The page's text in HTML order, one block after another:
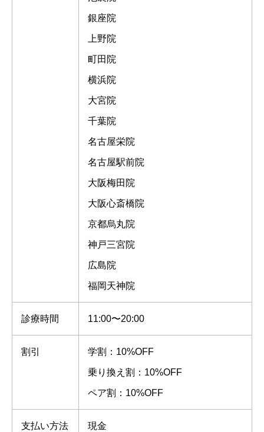
銀座院
上野院
町田院
横浜院
大宮院
千葉院
名古屋栄院
名古屋駅前院
大阪梅田院
大阪心斎橋院
京都烏丸院
神戸三宮院
広島院
福岡天神院
診療時間 11:00〜20:00
割引 学割：10%OFF
乗り換え割：10%OFF
ペア割：10%OFF
支払い方法 現金